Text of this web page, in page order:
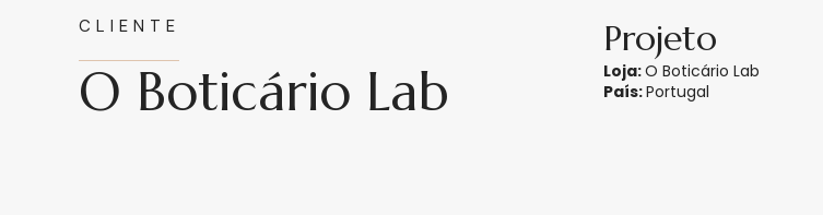
CLIENTE
O Boticário Lab
Projeto
Loja:O Boticário Lab​
País:Portugal